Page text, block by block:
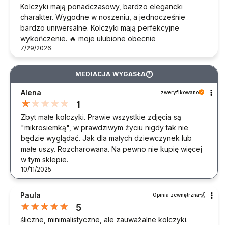
Kolczyki mają ponadczasowy, bardzo elegancki
charakter. Wygodne w noszeniu, a jednocześnie
bardzo uniwersalne. Kolczyki mają perfekcyjne
wykończenie. 🔥 moje ulubione obecnie
7/29/2026
MEDIACJA WYGASŁA ?
Alena zweryfikowano
1
Zbyt małe kolczyki. Prawie wszystkie zdjęcia są
"mikrosiemką", w prawdziwym życiu nigdy tak nie
będzie wyglądać. Jak dla małych dziewczynek lub
małe uszy. Rozcharowana. Na pewno nie kupię więcej
w tym sklepie.
10/11/2025
Paula Opinia zewnętrzna
5
śliczne, minimalistyczne, ale zauważalne kolczyki.